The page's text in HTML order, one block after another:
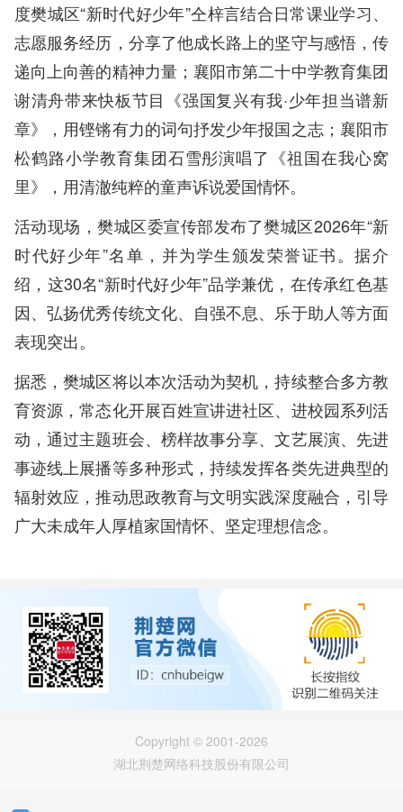
度樊城区“新时代好少年”仝梓言结合日常课业学习、
志愿服务经历，分享了他成长路上的坚守与感悟，传
递向上向善的精神力量；襄阳市第二十中学教育集团
谢清舟带来快板节目《强国复兴有我·少年担当谱新
章》，用铿锵有力的词句抒发少年报国之志；襄阳市
松鹤路小学教育集团石雪彤演唱了《祖国在我心窝
里》，用清澈纯粹的童声诉说爱国情怀。
活动现场，樊城区委宣传部发布了樊城区2026年“新
时代好少年”名单，并为学生颁发荣誉证书。据介
绍，这30名“新时代好少年”品学兼优，在传承红色基
因、弘扬优秀传统文化、自强不息、乐于助人等方面
表现突出。
据悉，樊城区将以本次活动为契机，持续整合多方教
育资源，常态化开展百姓宣讲进社区、进校园系列活
动，通过主题班会、榜样故事分享、文艺展演、先进
事迹线上展播等多种形式，持续发挥各类先进典型的
辐射效应，推动思政教育与文明实践深度融合，引导
广大未成年人厚植家国情怀、坚定理想信念。
Copyright © 2001-2026
湖北荆楚网络科技股份有限公司